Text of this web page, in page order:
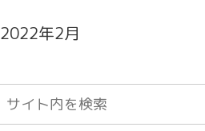
2022年2月